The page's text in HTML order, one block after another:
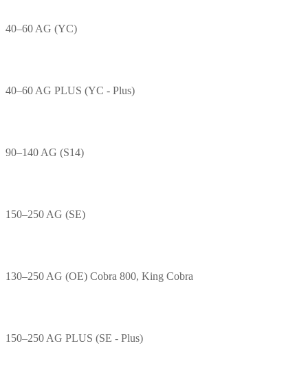
40–60 AG (YC)
40–60 AG PLUS (YC - Plus)
90–140 AG (S14)
150–250 AG (SE)
130–250 AG (OE) Cobra 800, King Cobra
150–250 AG PLUS (SE - Plus)